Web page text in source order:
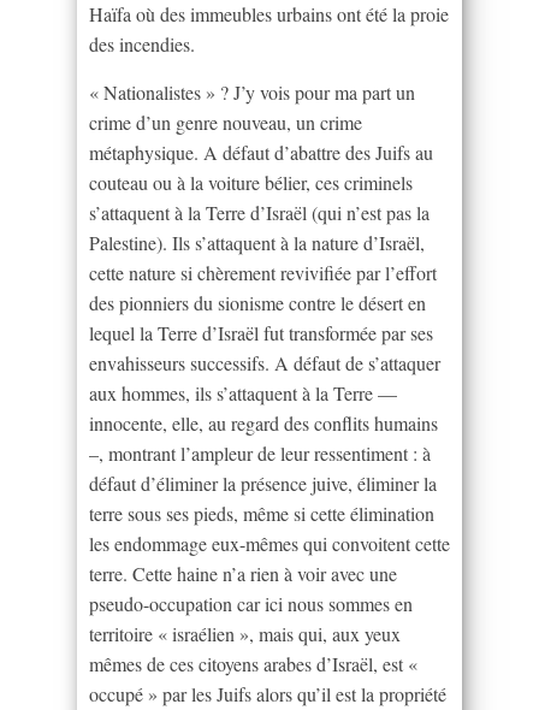
Haïfa où des immeubles urbains ont été la proie
des incendies.
« Nationalistes » ? J’y vois pour ma part un
crime d’un genre nouveau, un crime
métaphysique. A défaut d’abattre des Juifs au
couteau ou à la voiture bélier, ces criminels
s’attaquent à la Terre d’Israël (qui n’est pas la
Palestine). Ils s’attaquent à la nature d’Israël,
cette nature si chèrement revivifiée par l’effort
des pionniers du sionisme contre le désert en
lequel la Terre d’Israël fut transformée par ses
envahisseurs successifs. A défaut de s’attaquer
aux hommes, ils s’attaquent à la Terre —
innocente, elle, au regard des conflits humains
–, montrant l’ampleur de leur ressentiment : à
défaut d’éliminer la présence juive, éliminer la
terre sous ses pieds, même si cette élimination
les endommage eux-mêmes qui convoitent cette
terre. Cette haine n’a rien à voir avec une
pseudo-occupation car ici nous sommes en
territoire « israélien », mais qui, aux yeux
mêmes de ces citoyens arabes d’Israël, est «
occupé » par les Juifs alors qu’il est la propriété